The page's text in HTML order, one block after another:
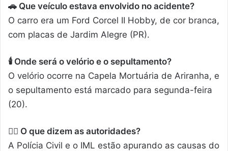
🚗 Que veículo estava envolvido no acidente?
O carro era um Ford Corcel II Hobby, de cor branca,
com placas de Jardim Alegre (PR).
🕯️ Onde será o velório e o sepultamento?
O velório ocorre na Capela Mortuária de Ariranha, e
o sepultamento está marcado para segunda-feira
(20).
👮‍♂️ O que dizem as autoridades?
A Polícia Civil e o IML estão apurando as causas do